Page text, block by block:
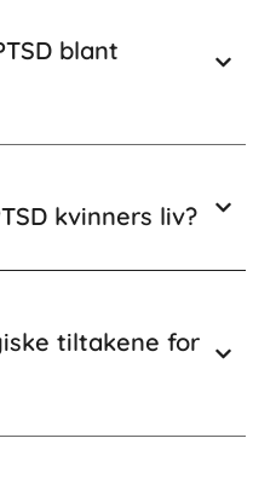
blant
kvinners liv?
tiltakene for